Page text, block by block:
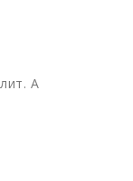
А